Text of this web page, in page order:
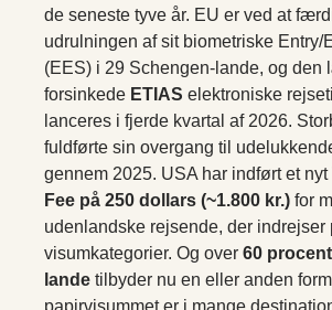
de seneste tyve år. EU er ved at
udrulningen af sit biometriske Entry/
(EES) i 29 Schengen-lande, og den
forsinkede ETIAS elektroniske
lanceres i fjerde kvartal af 2026.
fuldførte sin overgang til
gennem 2025. USA har indført et nyt
Fee på 250 dollars (~1.800 kr.) for
udenlandske rejsende, der indrejser
visumkategorier. Og over 60
lande tilbyder nu en eller anden
papirvisummet er i mange